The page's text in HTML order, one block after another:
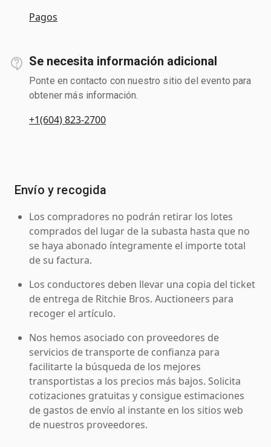
Pagos
Se necesita información adicional
Ponte en contacto con nuestro sitio del evento para
obtener más información.
+1(604) 823-2700
Envío y recogida
Los compradores no podrán retirar los lotes
comprados del lugar de la subasta hasta que no
se haya abonado íntegramente el importe total
de su factura.
Los conductores deben llevar una copia del ticket
de entrega de Ritchie Bros. Auctioneers para
recoger el artículo.
Nos hemos asociado con proveedores de
servicios de transporte de confianza para
facilitarte la búsqueda de los mejores
transportistas a los precios más bajos. Solicita
cotizaciones gratuitas y consigue estimaciones
de gastos de envío al instante en los sitios web
de nuestros proveedores.